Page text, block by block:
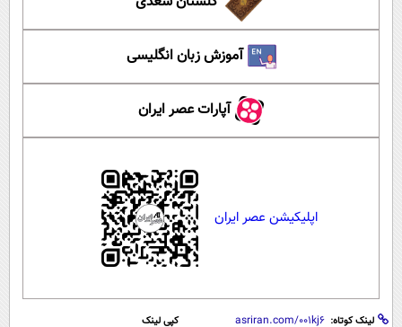
آموزش زبان انگلیسی
آپارات عصر ایران
اپلیکیشن عصر ایران
لینک کوتاه: کپی لینک